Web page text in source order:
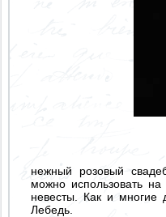
нежный розовый
можно использовать
невесты. Как и многие
Лебедь.